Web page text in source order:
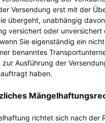
Versendung erst mit der
übergeht, unabhängig
versichert oder unversichert
Sie eigenständig ein
benanntes
zur Ausführung der
haben.
richtet sich nach der